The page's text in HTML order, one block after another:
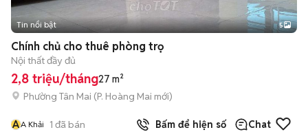
Tin nổi bật 5
Chính chủ cho thuê phòng trọ
Nội thất đầy đủ
2,8 triệu/tháng27 m²
Phường Tân Mai (P. Hoàng Mai mới)
AA Khải 1 đã bán Bấm để hiện số Chat